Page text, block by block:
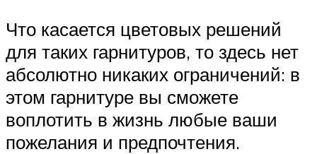
Что касается цветовых решений
для таких гарнитуров, то здесь нет
абсолютно никаких ограничений: в
этом гарнитуре вы сможете
воплотить в жизнь любые ваши
пожелания и предпочтения.